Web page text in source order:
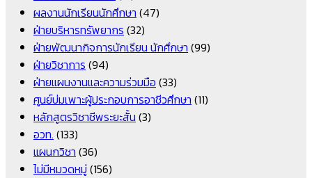
ผลงานนักเรียนนักศึกษา (47)
ฝ่ายบริหารทรัพยากร (32)
ฝ่ายพัฒนากิจการนักเรียน นักศึกษา (99)
ฝ่ายวิชาการ (94)
ฝ่ายแผนงานและความร่วมมือ (33)
ศูนย์บ่มเพาะผู้ประกอบการอาชีวศึกษา (11)
หลักสูตรวิชาชีพระยะสั้น (3)
อวท. (133)
แผนกวิชา (36)
ไม่มีหมวดหมู่ (156)